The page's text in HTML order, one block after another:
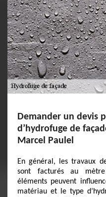
Demander un devis
d’hydrofuge de
Marcel Paulel
En général, les travaux
sont facturés au
éléments peuvent
matériau et le type